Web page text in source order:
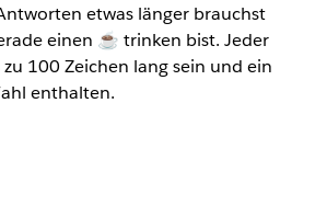
etwas länger brauchst
einen ☕️ trinken bist. Jeder
100 Zeichen lang sein und ein
enthalten.